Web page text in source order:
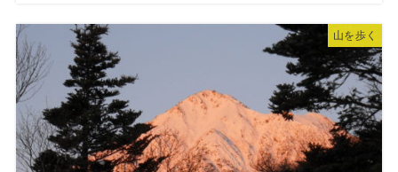
山を歩く